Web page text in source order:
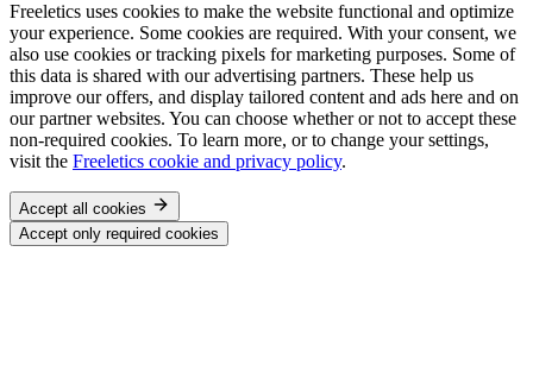
Freeletics uses cookies to make the website functional and optimize
your experience. Some cookies are required. With your consent, we
also use cookies or tracking pixels for marketing purposes. Some of
this data is shared with our advertising partners. These help us
improve our offers, and display tailored content and ads here and on
our partner websites. You can choose whether or not to accept these
non-required cookies. To learn more, or to change your settings,
visit the Freeletics cookie and privacy policy.
Accept all cookies
Accept only required cookies